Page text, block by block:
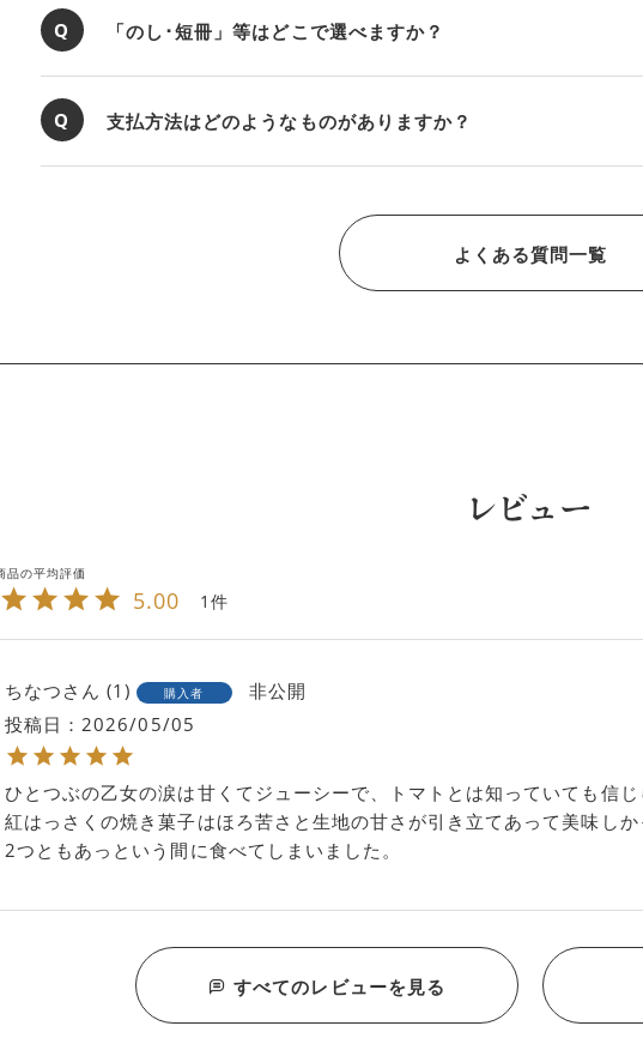
「のし･短冊」等はどこで選べますか？
支払方法はどのようなものがありますか？
よくある質問一覧
レビュー
5.00 1
ちなつ 1 購入者
非公開
投稿日
2026/05/05
ひとつぶの乙女の涙は甘くてジューシーで、トマトとは知っていても信
紅はっさくの焼き菓子はほろ苦さと生地の甘さが引き立てあって美味し
2つともあっという間に食べてしまいました。
すべてのレビューを見る